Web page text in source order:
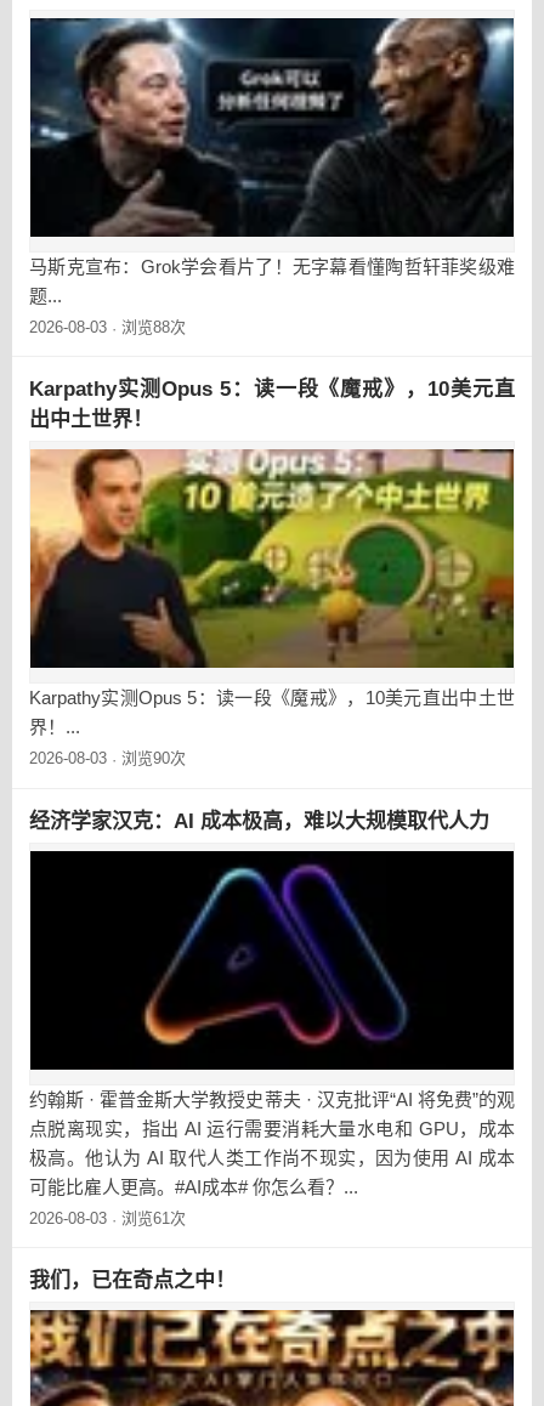
马斯克宣布：Grok学会看片了！无字幕看懂陶哲轩菲奖级难
题...
2026-08-03 · 浏览88次
Karpathy实测Opus 5：读一段《魔戒》，10美元直
出中土世界！
Karpathy实测Opus 5：读一段《魔戒》，10美元直出中土世
界！...
2026-08-03 · 浏览90次
经济学家汉克：AI 成本极高，难以大规模取代人力
约翰斯 · 霍普金斯大学教授史蒂夫 · 汉克批评“AI 将免费”的观
点脱离现实，指出 AI 运行需要消耗大量水电和 GPU，成本
极高。他认为 AI 取代人类工作尚不现实，因为使用 AI 成本
可能比雇人更高。#AI成本# 你怎么看？...
2026-08-03 · 浏览61次
我们，已在奇点之中！